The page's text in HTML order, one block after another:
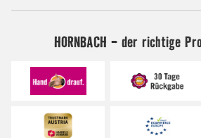
HORNBACH - der richtige